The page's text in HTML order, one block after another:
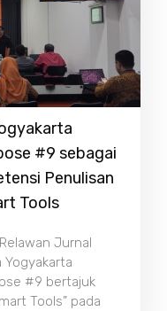
#9 sebagai
Penulisan
Tools
Jurnal
Yogyakarta
#9 bertajuk
Tools” pada